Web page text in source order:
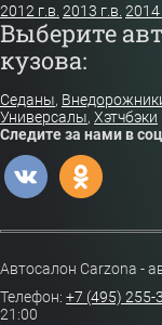
2012 г.в. 2013 г.в. 2014
Выберите
кузова:
Седаны,
Универсалы, Хэтчбэки
Следите за нами в
Автосалон Carzona -
Телефон: +7 (495) 255-
21:00